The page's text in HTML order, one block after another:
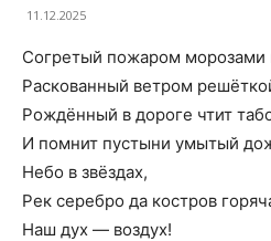
11.12.2025
Согретый пожаром морозами
Раскованный ветром
Рождённый в дороге чтит
И помнит пустыни умытый
Небо в звёздах,
Рек серебро да костров
Наш дух — воздух!